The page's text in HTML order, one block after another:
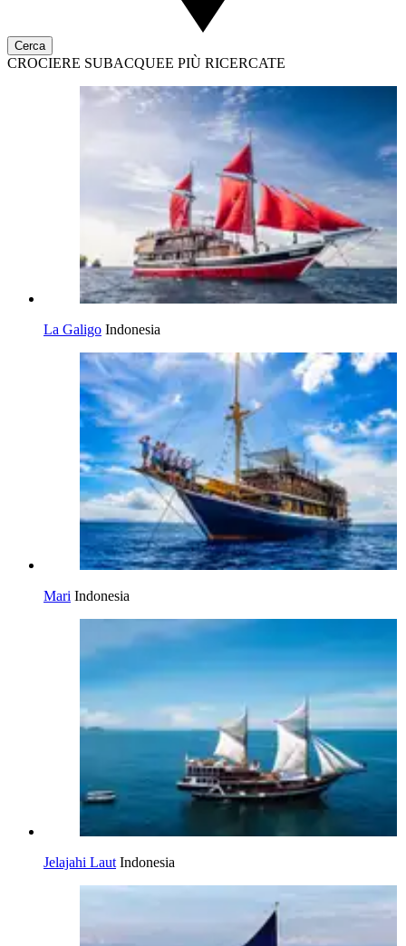
Cerca
CROCIERE SUBACQUEE PIÙ RICERCATE
La Galigo Indonesia
Mari Indonesia
Jelajahi Laut Indonesia